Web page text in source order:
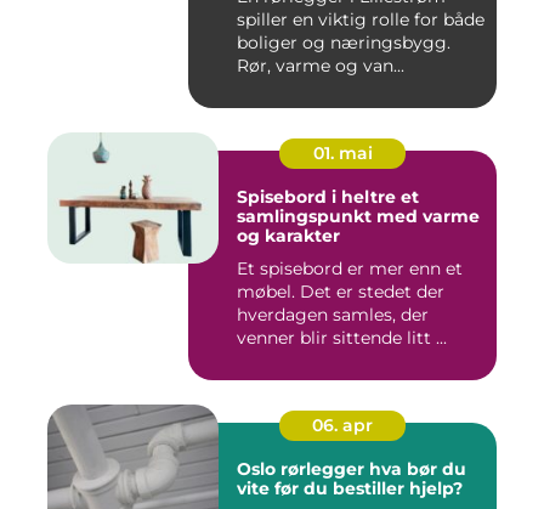
spiller en viktig rolle for både
boliger og næringsbygg.
Rør, varme og van...
01. mai
Spisebord i heltre et
samlingspunkt med varme
og karakter
Et spisebord er mer enn et
møbel. Det er stedet der
hverdagen samles, der
venner blir sittende litt ...
06. apr
Oslo rørlegger hva bør du
vite før du bestiller hjelp?